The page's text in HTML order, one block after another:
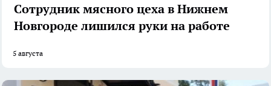
Сотрудник мясного цеха в Нижнем
Новгороде лишился руки на работе
5 августа